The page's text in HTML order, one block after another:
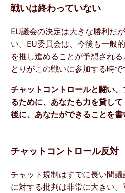
戦いは終わっていない
EU議会の決定は大きな勝利だ
い。EU委員会は、今後も一般
を推し進めることが予想され
とりがこの戦いに参加する時で
チャットコントロールと闘い
るために、あなたも力を貸し
後に、あなたができることを書
チャットコントロール反対
チャット規制はすでに長い間
に対する批判は非常に大きい